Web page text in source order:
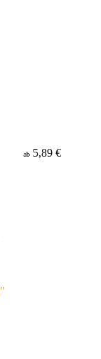
ab 5,89 €